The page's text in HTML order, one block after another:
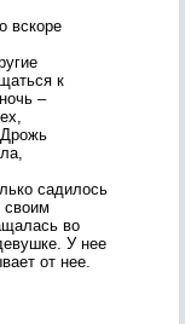
вскоре
к
–
садилось
своим
во
У нее
от нее.